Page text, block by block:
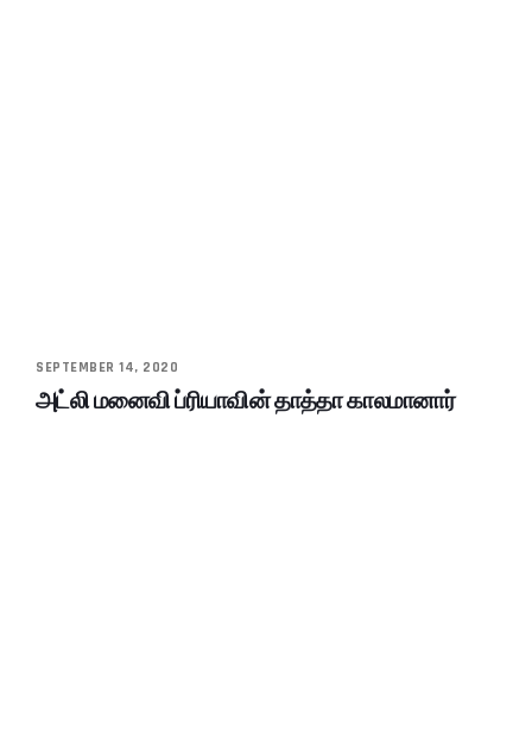
SEPTEMBER 14, 2020
அட்லி மனைவி ப்ரியாவின் தாத்தா காலமானார்